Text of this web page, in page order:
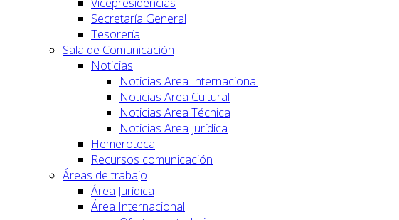
Secretaría General
Tesorería
Sala de Comunicación
Noticias
Noticias Area Internacional
Noticias Area Cultural
Noticias Area Técnica
Noticias Area Jurídica
Hemeroteca
Recursos comunicación
Áreas de trabajo
Área Jurídica
Área Internacional